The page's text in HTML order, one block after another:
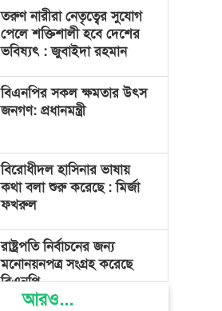
তরুণ নারীরা নেতৃত্বের সুযোগ
পেলে শক্তিশালী হবে দেশের
ভবিষ্যৎ : জুবাইদা রহমান
বিএনপির সকল ক্ষমতার উৎস
জনগণ: প্রধানমন্ত্রী
বিরোধীদল হাসিনার ভাষায়
কথা বলা শুরু করেছে : মির্জা
ফখরুল
রাষ্ট্রপতি নির্বাচনের জন্য
মনোনয়নপত্র সংগ্রহ করেছে
বিএনপি
আরও...